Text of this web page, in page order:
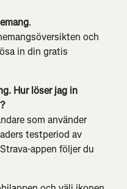
.
och
in din gratis
Hur löser jag in
som använder
testperiod av
appen följer du